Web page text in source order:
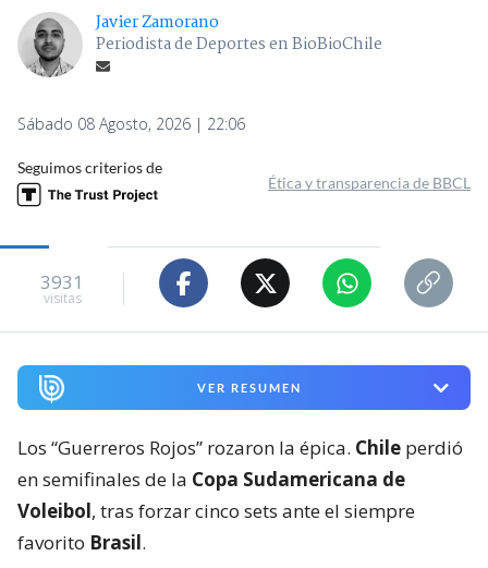
Javier Zamorano
Periodista de Deportes en BioBioChile
Sábado 08 Agosto, 2026 | 22:06
Seguimos criterios de
Ética y transparencia de BBCL
3931
visitas
VER RESUMEN
Los “Guerreros Rojos” rozaron la épica. Chile perdió
en semifinales de la Copa Sudamericana de
Voleibol, tras forzar cinco sets ante el siempre
favorito Brasil.